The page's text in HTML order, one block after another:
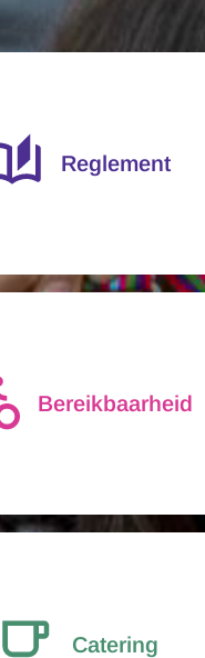
Reglement
Bereikbaarheid
Catering